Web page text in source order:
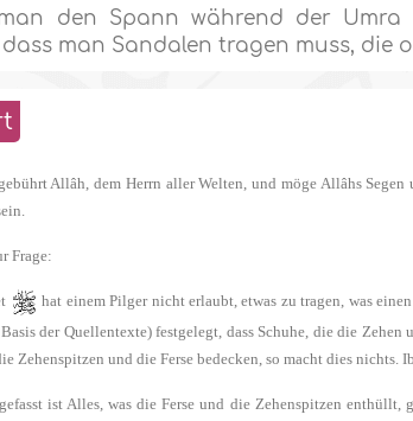
den Spann während der Umra
dass man Sandalen tragen muss, die
Allâh, dem Herrn aller Welten, und möge Allâhs
Frage:
hat einem Pilger nicht erlaubt, etwas zu tragen, was
der Quellentexte) festgelegt, dass Schuhe, die die
Zehenspitzen und die Ferse bedecken, so macht dies nichts.
ist Alles, was die Ferse und die Zehenspitzen